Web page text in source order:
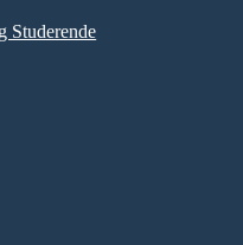
Studerende